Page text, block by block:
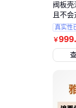
￥999
阀板
且不
真实性